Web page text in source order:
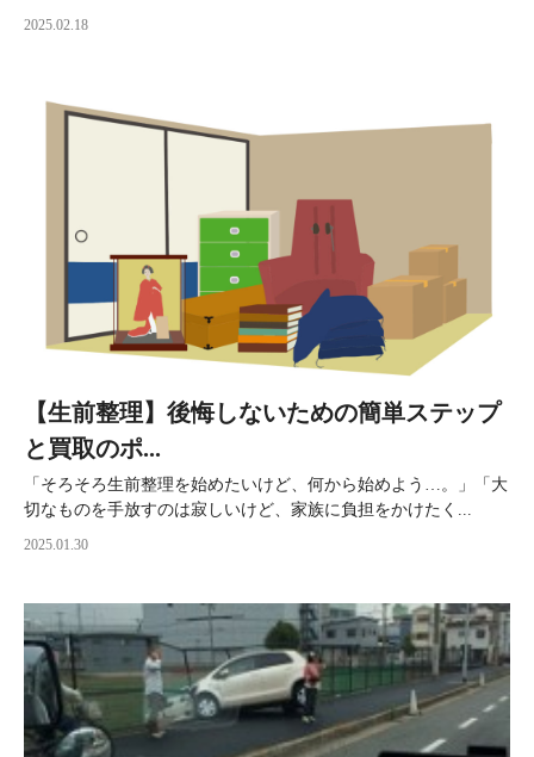
2025.02.18
【生前整理】後悔しないための簡単ステップ
と買取のポ...
「そろそろ生前整理を始めたいけど、何から始めよう…。」「大
切なものを手放すのは寂しいけど、家族に負担をかけたく...
2025.01.30